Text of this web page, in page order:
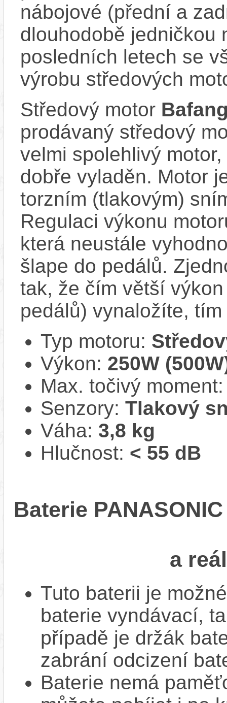
nábojové (přední a
dlouhodobě jedničkou
posledních letech se
výrobu středových
Středový motor
prodávaný středový
velmi spolehlivý
dobře vyladěn. Motor
torzním (tlakovým)
Regulaci výkonu
která neustále
šlape do pedálů.
tak, že čím větší
pedálů) vynaložíte,
Typ motoru:
Výkon: 250W
Max. točivý
Senzory: Tlakový
Váha: 3,8 kg
Hlučnost: < 55 dB
Baterie
a
Tuto baterii je
baterie vyndávací,
případě je držák
zabrání odcizení
Baterie nemá